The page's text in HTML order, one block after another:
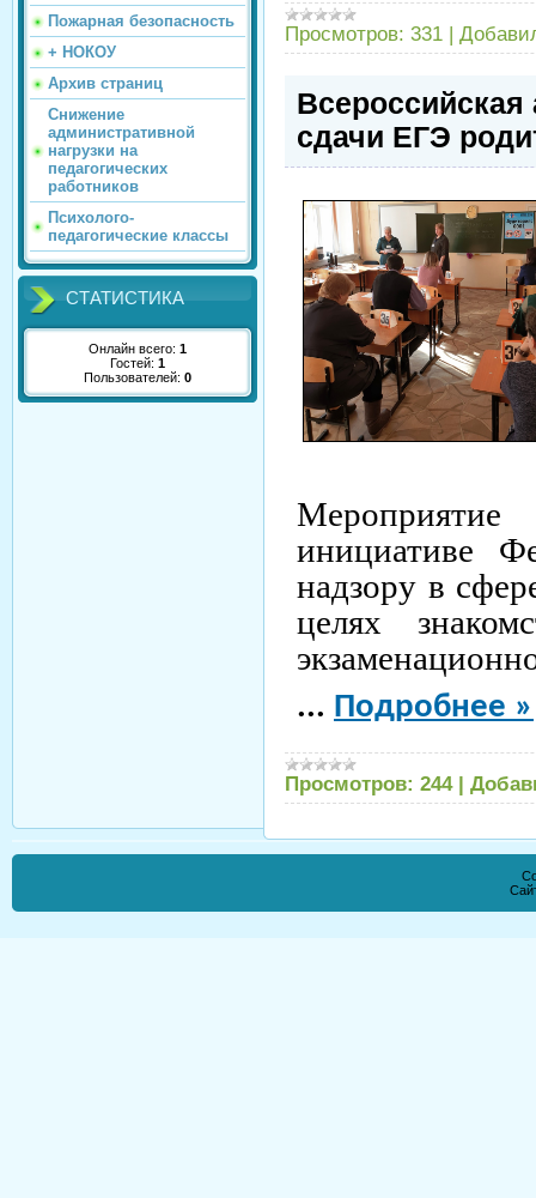
Пожарная безопасность
+ НОКОУ
Архив страниц
Снижение
административной
нагрузки на
педагогических
работников
Психолого-
педагогические классы
СТАТИСТИКА
Онлайн всего: 1
Гостей: 1
Пользователей: 0
Просмотров: 331 |
сдачи ЕГЭ
инициативе
надзору в
целях
... Подробнее »
Просмотров: 244 |